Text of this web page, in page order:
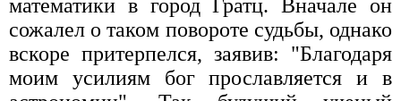
математики в город Гратц. Вначале он
сожалел о таком повороте судьбы, однако
вскоре притерпелся, заявив: "Благодаря
моим усилиям бог прославляется и в